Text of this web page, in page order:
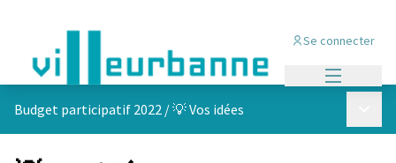
Se connecter
Budget participatif 2022 /💡 Vos idées